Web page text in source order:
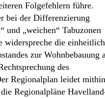
Folgefehlern führe.
bei der Differenzierung
und „weichen“ Tabuzonen
widerspreche die
zur Wohnbebauung
des
Regionalplan leidet
Regionalpläne